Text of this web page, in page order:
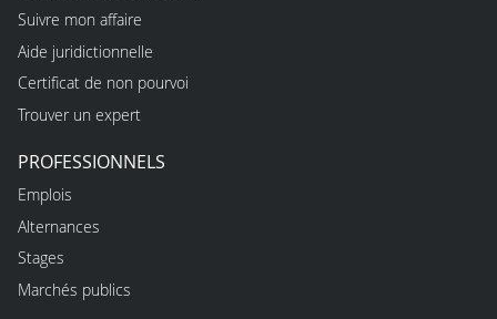
Suivre mon affaire
Aide juridictionnelle
Certificat de non pourvoi
Trouver un expert
PROFESSIONNELS
Emplois
Alternances
Stages
Marchés publics